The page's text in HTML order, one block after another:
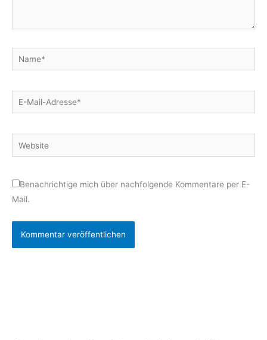
Name*
E-
Mail-
Website
Benachrichtige mich über nachfolgende Kommentare per E-
Mail.